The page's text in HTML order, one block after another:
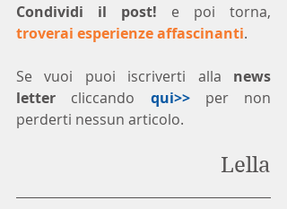
Condividi il post!
troverai esperienze affascinanti.
Se vuoi puoi iscriverti alla news
letter cliccando qui>> per non
perderti nessun articolo.
Lella